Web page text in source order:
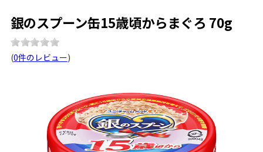
銀のスプーン缶15歳頃からまぐろ 70g
(0件のレビュー)